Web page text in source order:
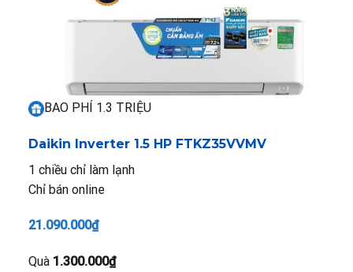
BAO PHÍ 1.3 TRIỆU
Daikin Inverter 1.5 HP FTKZ35VVMV
1 chiều chỉ làm lạnh
Chỉ bán online
21.090.000₫
Quà 1.300.000₫